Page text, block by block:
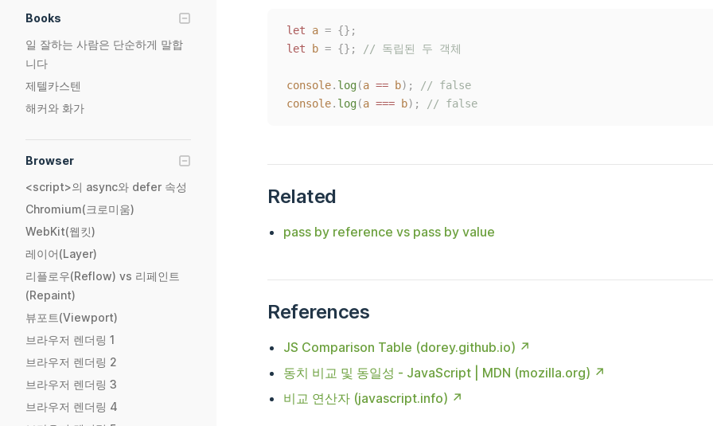
Books
일 잘하는 사람은 단순하게 말합
니다
제텔카스텐
해커와 화가
Browser
<script>의 async와 defer 속성
Chromium(크로미움)
WebKit(웹킷)
레이어(Layer)
리플로우(Reflow) vs 리페인트
(Repaint)
뷰포트(Viewport)
브라우저 렌더링 1
브라우저 렌더링 2
브라우저 렌더링 3
브라우저 렌더링 4
let a = {};
let
b = {}; // 독립된 두 객체
console. log(a == b);
// false
console. log(a === b); // false
Related
pass by reference vs pass by value
References
JS Comparison Table (dorey.github.io)
동치 비교 및 동일성 - JavaScript | MDN (mozilla.org)
비교 연산자 (javascript.info)